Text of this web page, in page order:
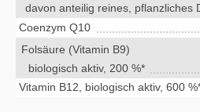
davon anteilig reines, pflanzliches
Coenzym Q10
Folsäure (Vitamin B9)
biologisch aktiv, 200 %*
Vitamin B12, biologisch aktiv, 600